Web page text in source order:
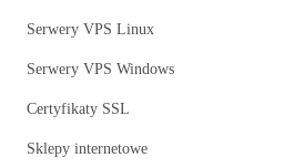
Serwery VPS Linux
Serwery VPS Windows
Certyfikaty SSL
Sklepy internetowe